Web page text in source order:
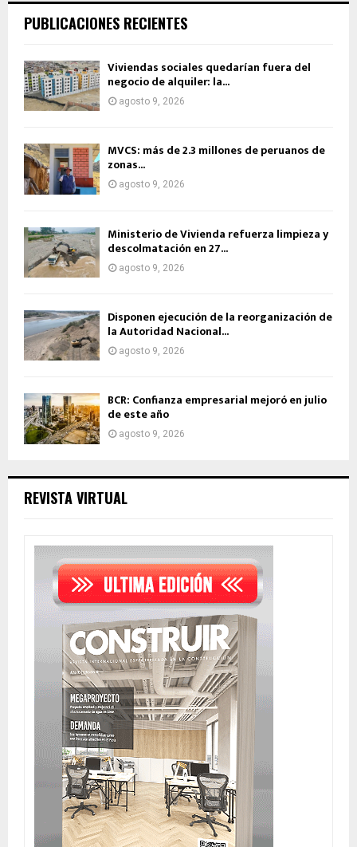
PUBLICACIONES RECIENTES
Viviendas sociales quedarían fuera del
negocio de alquiler: la...
agosto 9, 2026
MVCS: más de 2.3 millones de peruanos de
zonas...
agosto 9, 2026
Ministerio de Vivienda refuerza limpieza y
descolmatación en 27...
agosto 9, 2026
Disponen ejecución de la reorganización de
la Autoridad Nacional...
agosto 9, 2026
BCR: Confianza empresarial mejoró en julio
de este año
agosto 9, 2026
REVISTA VIRTUAL